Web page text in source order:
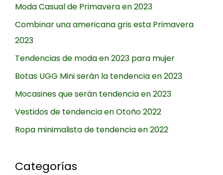
Moda Casual de Primavera en 2023
Combinar una americana gris esta Primavera
2023
Tendencias de moda en 2023 para mujer
Botas UGG Mini serán la tendencia en 2023
Mocasines que serán tendencia en 2023
Vestidos de tendencia en Otoño 2022
Ropa minimalista de tendencia en 2022
Categorías